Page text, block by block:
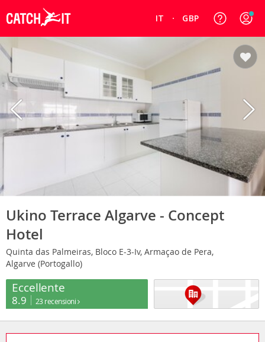
IT GBP
Ukino Terrace Algarve - Concept
Hotel
Quinta das Palmeiras, Bloco E-3-Iv, Armaçao de Pera,
Algarve (Portogallo)
Eccellente
8.9 23 recensioni